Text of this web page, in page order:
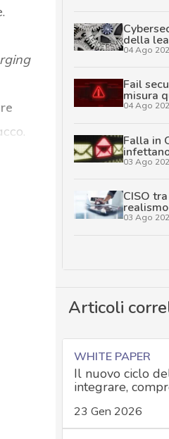
della
04 Ago
Fail
misura
04 Ago
Falla in
03 Ago
CISO
03 Ago
Articoli
WHITE PAPER
Il nuovo ciclo
integrare,
23 Gen 2026